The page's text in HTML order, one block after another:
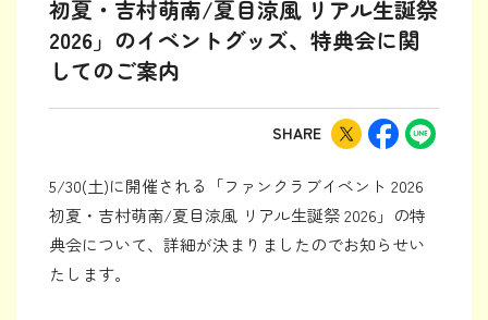
初夏・吉村萌南/夏目涼風 リアル生誕祭
2026」のイベントグッズ、特典会に関
してのご案内
SHARE
5/30(土)に開催される「ファンクラブイベント 2026
初夏・吉村萌南/夏目涼風 リアル生誕祭 2026」の特
典会について、詳細が決まりましたのでお知らせい
たします。